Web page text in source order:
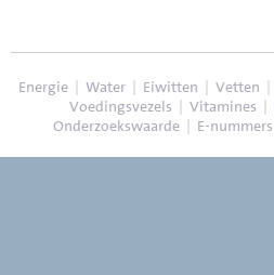
Energie | Water | Eiwitten | Vetten |
Voedingsvezels | Vitamines |
Onderzoekswaarde | E-nummers